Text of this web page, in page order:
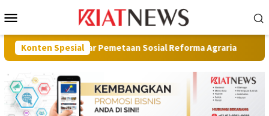
ke
Mobile
Konten Spesial
Pemetaan Sosial Reforma Agraria Hadir di Istana